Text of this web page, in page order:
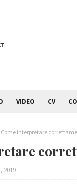
VIDEO CV
Come interpretare
2019